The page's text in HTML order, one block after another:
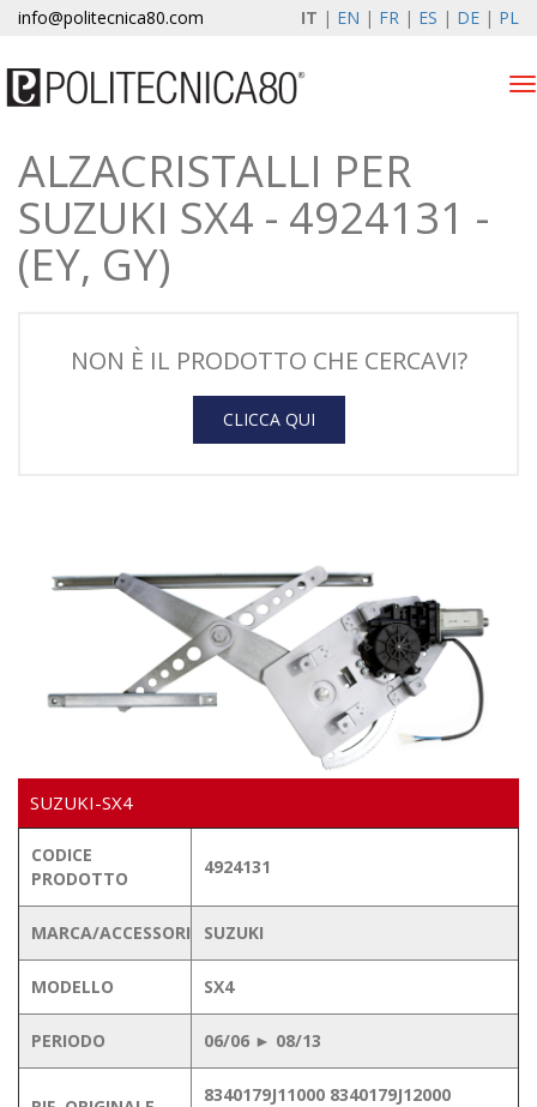
info@politecnica80.com IT | EN | FR | ES | DE | PL
venerdì 7 agosto 2026
Alzacristalli elettrici
News & Eventi
Contatti
ALZACRISTALLI PER
SUZUKI SX4 - 4924131 -
(EY, GY)
NON È IL PRODOTTO CHE CERCAVI?
CLICCA QUI
SUZUKI-SX4
CODICE
PRODOTTO
4924131
MARCA/ACCESSORI SUZUKI
MODELLO SX4
PERIODO 06/06 ► 08/13
8340179J11000 8340179J12000